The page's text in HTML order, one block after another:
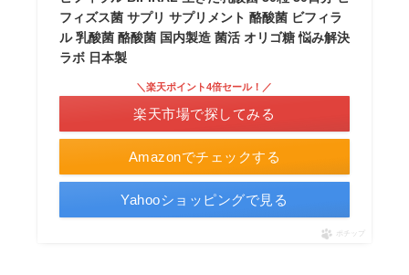
フィズス菌 サプリ サプリメント 酪酸菌 ビフィラ
ル 乳酸菌 酪酸菌 国内製造 菌活 オリゴ糖 悩み解決
ラボ 日本製
Amazonでチェックする
＼楽天ポイント4倍セール！／
楽天市場で探してみる
Yahooショッピングで見る
ポチップ